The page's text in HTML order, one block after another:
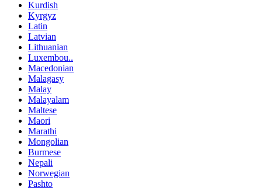
Kurdish
Kyrgyz
Latin
Latvian
Lithuanian
Luxembou..
Macedonian
Malagasy
Malay
Malayalam
Maltese
Maori
Marathi
Mongolian
Burmese
Nepali
Norwegian
Pashto